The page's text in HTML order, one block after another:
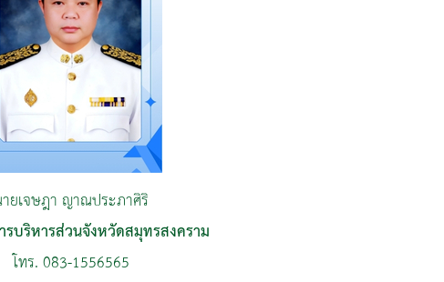
ยเจษฎา ญาณประภาศิริ
รบริหารส่วนจังหวัดสมุทรสงคราม
โทร. 083-1556565